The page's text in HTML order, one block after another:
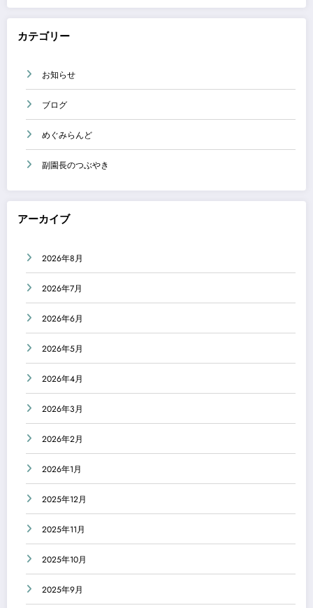
カテゴリー
お知らせ
ブログ
めぐみらんど
副園長のつぶやき
アーカイブ
2026年8月
2026年7月
2026年6月
2026年5月
2026年4月
2026年3月
2026年2月
2026年1月
2025年12月
2025年11月
2025年10月
2025年9月